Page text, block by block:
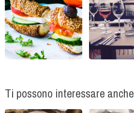
Ti possono interessare anche